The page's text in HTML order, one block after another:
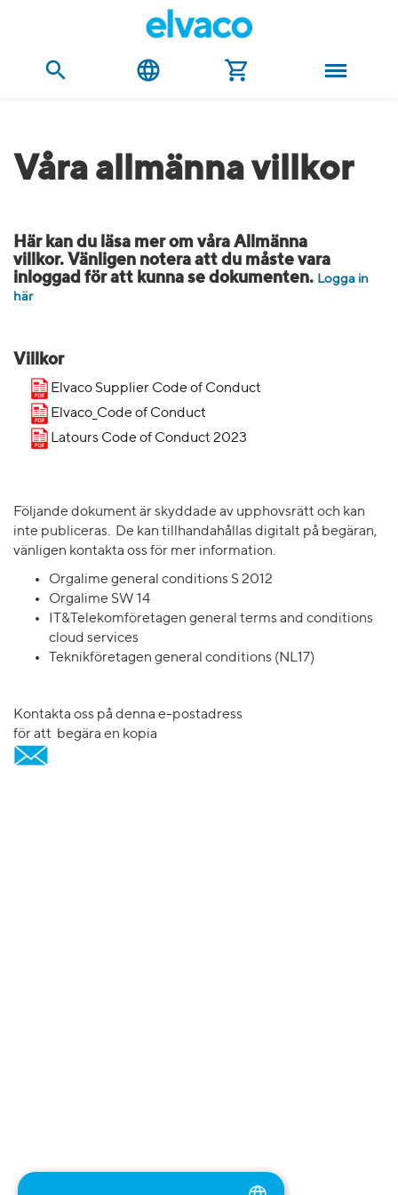
Våra allmänna villkor
Här kan du läsa mer om våra Allmänna
villkor. Vänligen notera att du måste vara
inloggad för att kunna se dokumenten. Logga in
här
Villkor
Elvaco Supplier Code of Conduct
Elvaco_Code of Conduct
Latours Code of Conduct 2023
Följande dokument är skyddade av upphovsrätt och kan
inte publiceras. De kan tillhandahållas digitalt på begäran,
vänligen kontakta oss för mer information.
Orgalime general conditions S 2012
Orgalime SW 14
IT&Telekomföretagen general terms and conditions
cloud services
Teknikföretagen general conditions (NL17)
Kontakta oss på denna e-postadress
för att begära en kopia